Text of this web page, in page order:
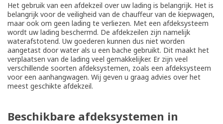
Het gebruik van een afdekzeil over uw lading is belangrijk. Het is
belangrijk voor de veiligheid van de chauffeur van de kiepwagen,
maar ook om geen lading te verliezen. Met een afdeksysteem
wordt uw lading beschermd. De afdekzeilen zijn namelijk
waterafstotend. Uw goederen kunnen dus niet worden
aangetast door water als u een bache gebruikt. Dit maakt het
verplaatsen van de lading veel gemakkelijker. Er zijn veel
verschillende soorten afdeksystemen, zoals een afdeksysteem
voor een aanhangwagen. Wij geven u graag advies over het
meest geschikte afdekzeil.
Beschikbare afdeksystemen in